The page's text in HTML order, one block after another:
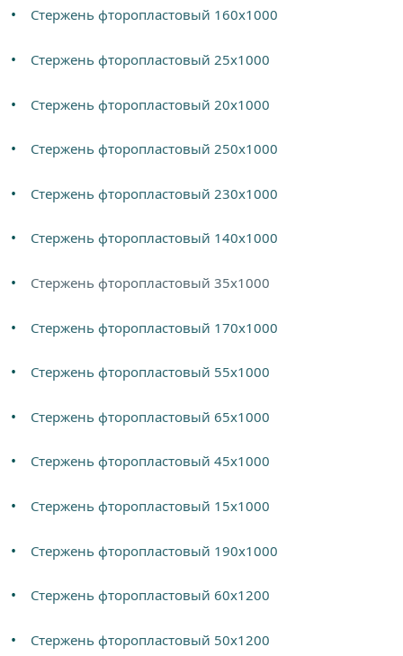
Стержень фторопластовый 160х1000
Стержень фторопластовый 25х1000
Стержень фторопластовый 20х1000
Стержень фторопластовый 250х1000
Стержень фторопластовый 230х1000
Стержень фторопластовый 140х1000
Стержень фторопластовый 35х1000
Стержень фторопластовый 170х1000
Стержень фторопластовый 55х1000
Стержень фторопластовый 65х1000
Стержень фторопластовый 45х1000
Стержень фторопластовый 15х1000
Стержень фторопластовый 190х1000
Стержень фторопластовый 60х1200
Стержень фторопластовый 50х1200